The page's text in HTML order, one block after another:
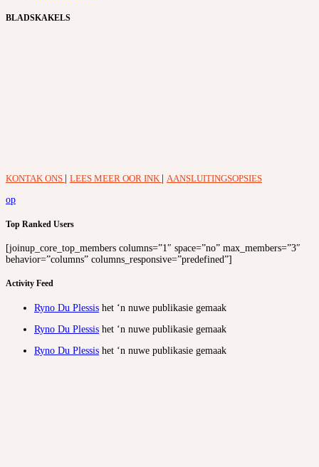
BLADSKAKELS
KONTAK ONS LEES MEER OOR INK
AANSLUITINGSOPSIES
op
Top Ranked Users
[joinup_core_top_members columns=”1″ space=”no” max_members=”3″
behavior=”columns” columns_responsive=”predefined”]
Activity Feed
Ryno Du Plessis het ‘n nuwe publikasie gemaak
Ryno Du Plessis het ‘n nuwe publikasie gemaak
Ryno Du Plessis het ‘n nuwe publikasie gemaak